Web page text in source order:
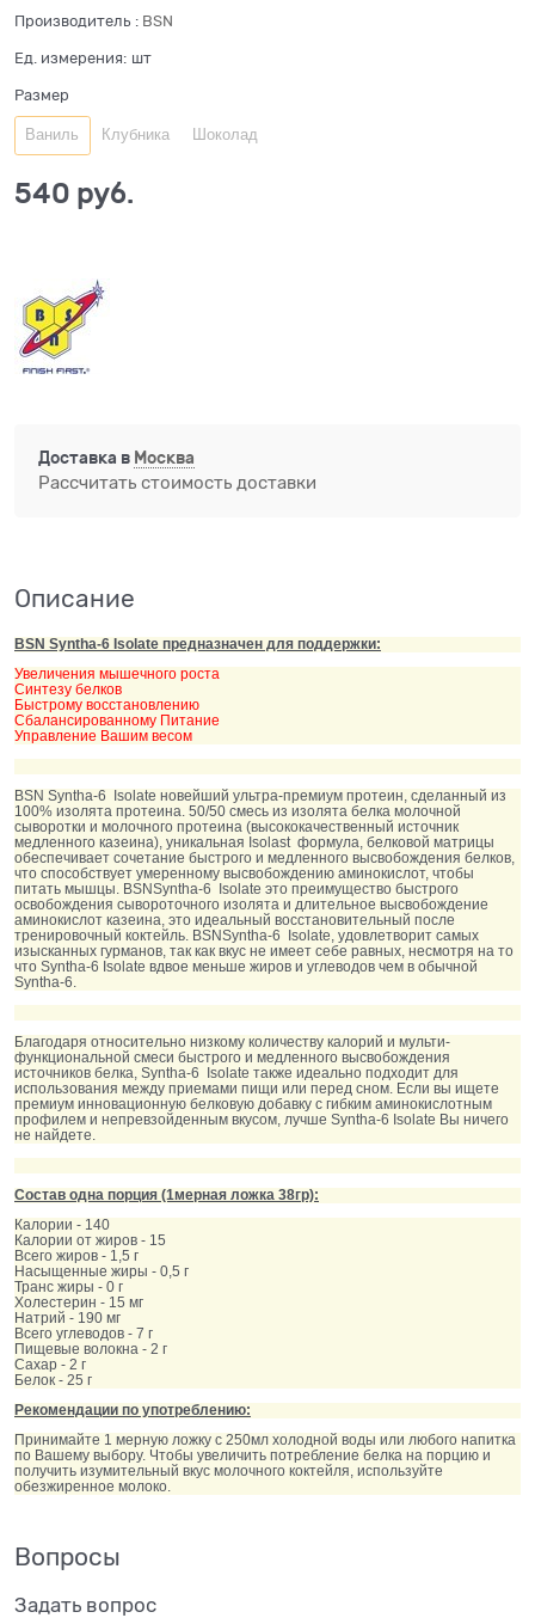
Производитель : BSN
Ед. измерения: шт
Размер
Ваниль Клубника Шоколад
540 руб.
Доставка в Москва
Рассчитать стоимость доставки
Описание
BSN Syntha-6 Isolate предназначен для поддержки:
Увеличения мышечного роста
Синтезу белков
Быстрому восстановлению
Сбалансированному Питание
Управление Вашим весом
BSN Syntha-6 Isolate новейший ультра-премиум протеин, сделанный из
100% изолята протеина. 50/50 смесь из изолята белка молочной
сыворотки и молочного протеина (высококачественный источник
медленного казеина), уникальная Isolast формула, белковой матрицы
обеспечивает сочетание быстрого и медленного высвобождения белков,
что способствует умеренному высвобождению аминокислот, чтобы
питать мышцы. BSNSyntha-6 Isolate это преимущество быстрого
освобождения сывороточного изолята и длительное высвобождение
аминокислот казеина, это идеальный восстановительный после
тренировочный коктейль. BSNSyntha-6 Isolate, удовлетворит самых
изысканных гурманов, так как вкус не имеет себе равных, несмотря на то
что Syntha-6 Isolate вдвое меньше жиров и углеводов чем в обычной
Syntha-6.
Благодаря относительно низкому количеству калорий и мульти-
функциональной смеси быстрого и медленного высвобождения
источников белка, Syntha-6 Isolate также идеально подходит для
использования между приемами пищи или перед сном. Если вы ищете
премиум инновационную белковую добавку с гибким аминокислотным
профилем и непревзойденным вкусом, лучше Syntha-6 Isolate Вы ничего
не найдете.
Cостав одна порция (1мерная ложка 38гр):
Калории - 140
Калории от жиров - 15
Всего жиров - 1,5 г
Насыщенные жиры - 0,5 г
Транс жиры - 0 г
Холестерин - 15 мг
Натрий - 190 мг
Всего углеводов - 7 г
Пищевые волокна - 2 г
Сахар - 2 г
Белок - 25 г
Рекомендации по употреблению:
Принимайте 1 мерную ложку с 250мл холодной воды или любого напитка
по Вашему выбору. Чтобы увеличить потребление белка на порцию и
получить изумительный вкус молочного коктейля, используйте
обезжиренное молоко.
Вопросы
Задать вопрос